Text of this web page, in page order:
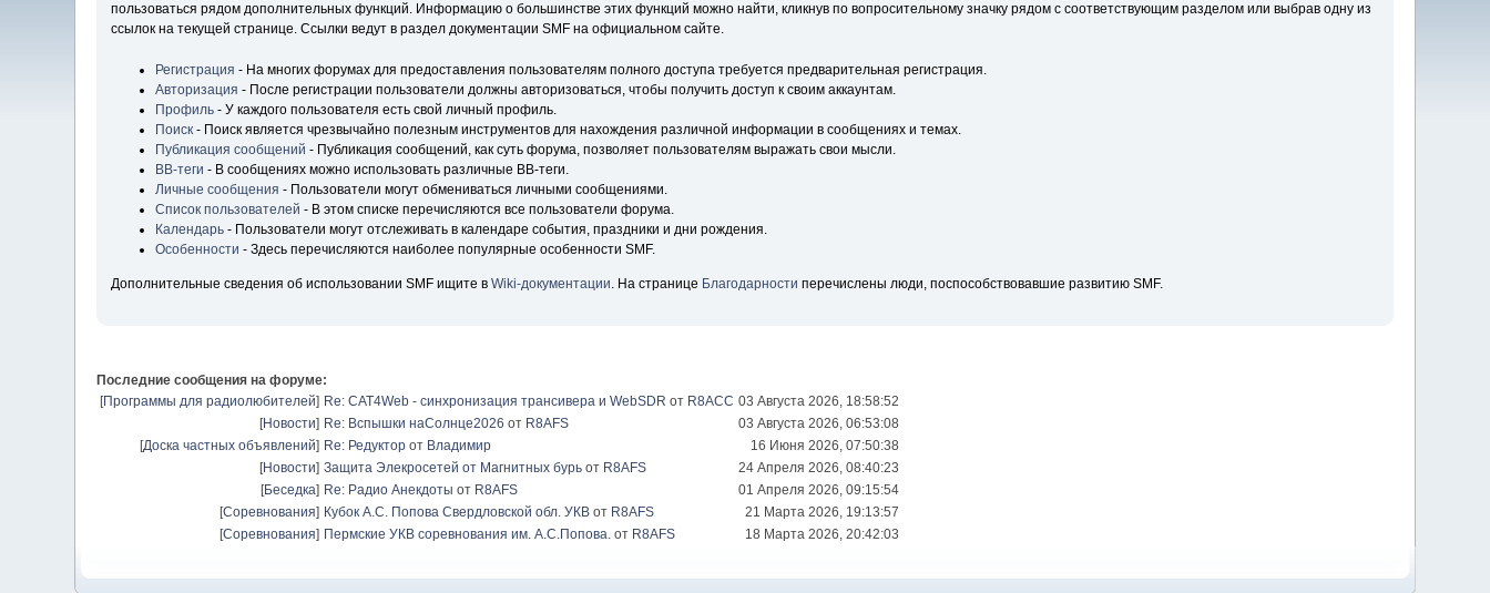
пользоваться рядом дополнительных функций. Информацию о большинстве этих функций можно найти, кликнув по вопросительному значку рядом с соответствующим разделом или выбрав одну из
ссылок на текущей странице. Ссылки ведут в раздел документации SMF на официальном сайте.
Регистрация - На многих форумах для предоставления пользователям полного доступа требуется предварительная регистрация.
Авторизация - После регистрации пользователи должны авторизоваться, чтобы получить доступ к своим аккаунтам.
Профиль- У каждого пользователя есть свой личный профиль.
Поиск- Поиск является чрезвычайно полезным инструментов для нахождения различной информации в сообщениях и темах.
Публикация сообщений - Публикация сообщений, как суть форума, позволяет пользователям выражать свои мысли.
BB-теги - В сообщениях можно использовать различные BB-теги.
Личные сообщения - Пользователи могут обмениваться личными сообщениями.
Список пользователей - В этом списке перечисляются все пользователи форума.
Календарь- Пользователи могут отслеживать в календаре события, праздники и дни рождения.
Особенности - Здесь перечисляются наиболее популярные особенности SMF.
Дополнительные сведения об использовании SMF ищите в Wiki-документации . На странице Благодарности перечислены люди, поспособствовавшие развитию SMF.
Последние сообщения на форуме:
[Программы для радиолюбителей] Re: CAT4Web - синхронизация трансивера и WebSDR от R8ACC 03 Августа 2026, 18:58:52
[Новости] Re: Вспышки наСолнце2026 от R8AFS
03 Августа 2026, 06:53:08
[Доска частных объявлений] Re: Редуктор от Владимир
16 Июня 2026, 07:50:38
[Новости] Защита Элекросетей от Магнитных бурь от R8AFS
24 Апреля 2026, 08:40:23
[Беседка] Re: Радио Анекдоты от R8AFS
01 Апреля 2026, 09:15:54
[Соревнования] Кубок А.С. Попова Свердловской обл. УКВ от R8AFS
21 Марта 2026, 19:13:57
[Соревнования] Пермские УКВ соревнования им. А.С.Попова. от R8AFS 18 Марта 2026, 20:42:03